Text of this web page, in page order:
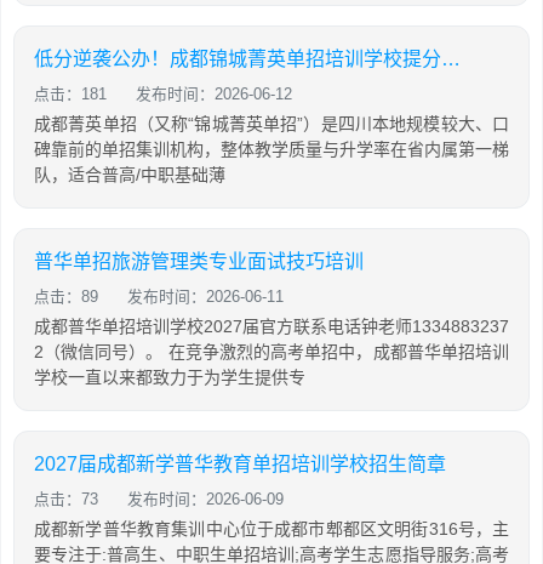
低分逆袭公办！成都锦城菁英单招培训学校提分攻略
点击：181 发布时间：2026-06-12
成都菁英单招（又称“锦城菁英单招”）是四川本地规模较大、口
碑靠前的单招集训机构，整体教学质量与升学率在省内属第一梯
队，适合普高/中职基础薄
普华单招旅游管理类专业面试技巧培训
点击：89 发布时间：2026-06-11
成都普华单招培训学校2027届官方联系电话钟老师1334883237
2（微信同号）。 在竞争激烈的高考单招中，成都普华单招培训
学校一直以来都致力于为学生提供专
2027届成都新学普华教育单招培训学校招生简章
点击：73 发布时间：2026-06-09
成都新学普华教育集训中心位于成都市郫都区文明街316号，主
要专注于:普高生、中职生单招培训;高考学生志愿指导服务;高考